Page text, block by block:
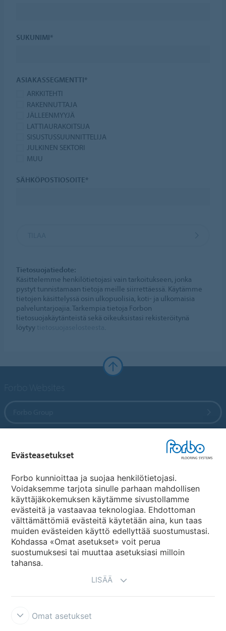
SUKUNIMI*
ASIAKASSEGMENTTI*
ARKKITEHTI
RAKENNUTTAJA
JÄLLEENMYYJÄ
LATTIAURAKOITSIJA
SISUSTUSSUUNNITTELIJA
JULKINEN SEKTORI
MUU
SÄHKÖPOSTIOSOITE*
Tietosuojatiedote:
Käsittelemme henkilötietojasi vain tarkoitukseen, jonka
pystyt tunnistamaan tietoja meille siirrettäessä. Käytämme
tietojen käsittelyssä osin ulkopuolisia, koti- ja ulkomaisia
palveluntarjoajia. Tarkempia tietoja Forbon
tietosuojakäytänteistä sekä oikeuksistasi rekisteröitynä
löytyy
.
Maakohtaiset sivut
Valitse maa
Evästeasetukset
Forbo kunnioittaa ja suojaa henkilötietojasi.
Voidaksemme tarjota sinulle parhaan mahdollisen
käyttäjäkokemuksen käytämme sivustollamme
evästeitä ja vastaavaa teknologiaa. Ehdottoman
välttämättömiä evästeitä käytetään aina, kun taas
muiden evästeiden käyttö edellyttää suostumustasi.
Kohdassa «Omat asetukset» voit perua
suostumuksesi tai muuttaa asetuksiasi milloin
tahansa.
LISÄÄ
Omat asetukset